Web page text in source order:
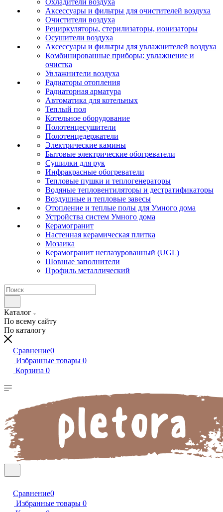
Охладители воздуха
Аксессуары и фильтры для очистителей воздуха
Очистители воздуха
Рециркуляторы, стерилизаторы, ионизаторы
Осушители воздуха
Аксессуары и фильтры для увлажнителей воздуха
Комбинированные приборы: увлажнение и
очистка
Увлажнители воздуха
Радиаторы отопления
Радиаторная арматура
Автоматика для котельных
Теплый пол
Котельное оборудование
Полотенцесушители
Полотенцедержатели
Электрические камины
Бытовые электрические обогреватели
Сушилки для рук
Инфракрасные обогреватели
Тепловые пушки и теплогенераторы
Водяные тепловентиляторы и дестратификаторы
Воздушные и тепловые завесы
Отопление и теплые полы для Умного дома
Устройства систем Умного дома
Керамогранит
Настенная керамическая плитка
Мозаика
Керамогранит неглазурованный (UGL)
Шовные заполнители
Профиль металлический
Каталог
По всему сайту
По каталогу
Сравнение0
Избранные товары 0
Корзина 0
Сравнение0
Избранные товары 0